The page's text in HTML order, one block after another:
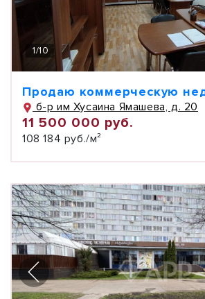
1/10
Продаю коммерческую
б-р им Хусаина Ямашева, д. 20
11 500 000 руб.
108 184 руб./м²